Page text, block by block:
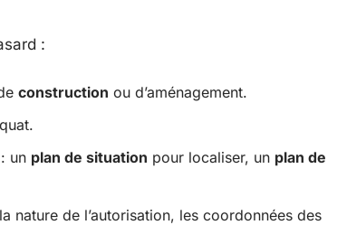
:
construction ou d’aménagement.
un plan de situation pour localiser, un plan de
nature de l’autorisation, les coordonnées des